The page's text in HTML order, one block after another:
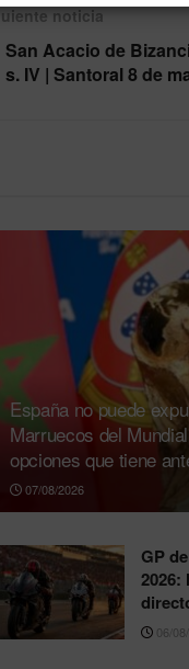
noticia
San Acacio de
s. IV | Santoral 8 de
España no puede
Marruecos del
opciones que tiene
07/08/2026
GP
2026:
06/